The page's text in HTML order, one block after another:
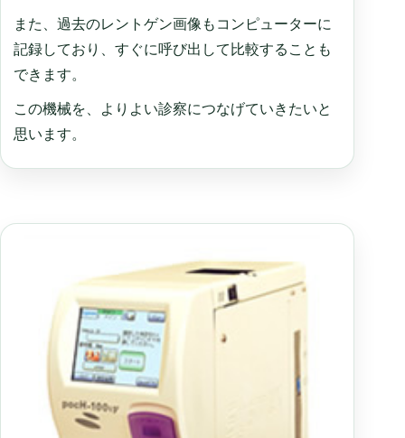
また、過去のレントゲン画像もコンピューターに
記録しており、すぐに呼び出して比較することも
できます。
この機械を、よりよい診察につなげていきたいと
思います。